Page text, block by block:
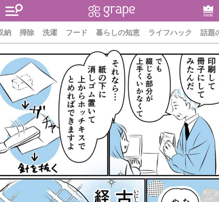
RANK
納 掃除 洗濯 フード 暮らしの知恵 ライフハック 話題